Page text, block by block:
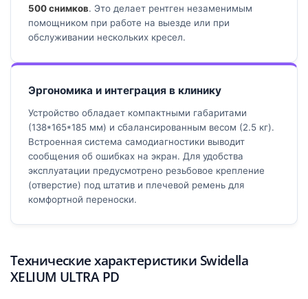
500 снимков. Это делает рентген незаменимым
помощником при работе на выезде или при
обслуживании нескольких кресел.
Эргономика и интеграция в клинику
Устройство обладает компактными габаритами
(138*165*185 мм) и сбалансированным весом (2.5 кг).
Встроенная система самодиагностики выводит
сообщения об ошибках на экран. Для удобства
эксплуатации предусмотрено резьбовое крепление
(отверстие) под штатив и плечевой ремень для
комфортной переноски.
Технические характеристики Swidella
XELIUM ULTRA PD